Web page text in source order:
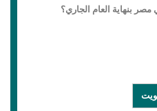
بنهاية العام الجاري؟